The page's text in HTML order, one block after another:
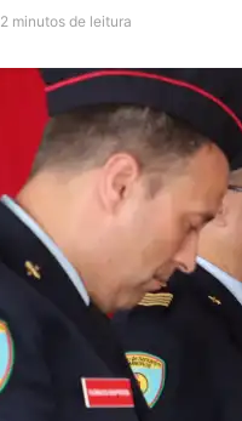
2 minutos de leitura